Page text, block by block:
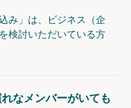
み」は、ビジネス（企
検討いただいている方
なメンバーがいても